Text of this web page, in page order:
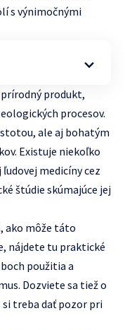
s výnimočnými
produkt,
procesov.
ale aj bohatým
Existuje niekoľko
medicíny cez
štúdie skúmajúce jej
ako môže táto
nájdete tu praktické
použitia a
Dozviete sa tiež o
si treba dať pozor pri